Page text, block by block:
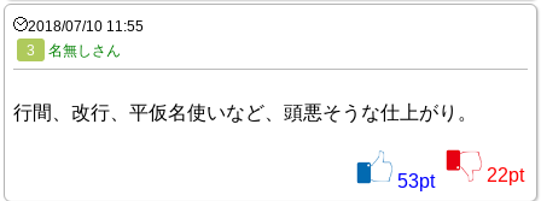
2018/07/10 11:55
3
名無しさん
行間、改行、平仮名使いなど、頭悪そうな仕上がり。
53pt 22pt